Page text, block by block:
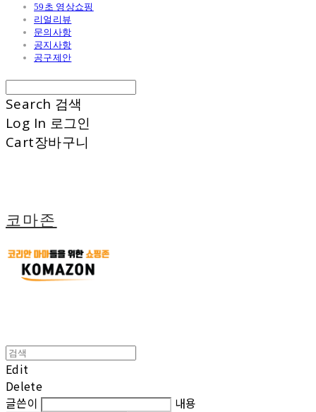
59초 영상쇼핑
리얼리뷰
문의사항
공지사항
공구제안
Search 검색
Log In 로그인
Cart장바구니
코마존
Edit
Delete
글쓴이
내용